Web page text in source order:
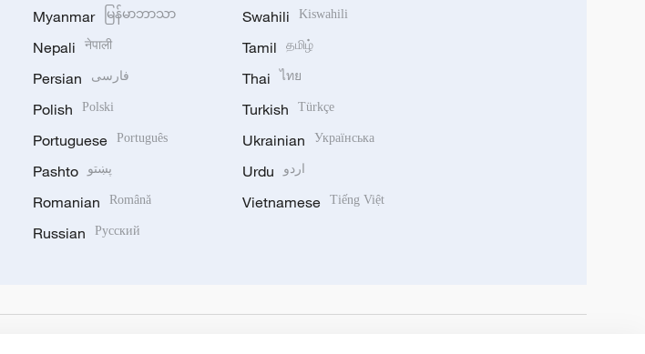
Myanmar မြန်မာဘာသာ
Nepali नेपाली
Persian فارسی
Polish Polski
Portuguese Português
Pashto پښتو
Romanian Română
Russian Русский
Swahili Kiswahili
Tamil தமிழ்
Thai ไทย
Turkish Türkçe
Ukrainian Українська
Urdu اردو
Vietnamese Tiếng Việt